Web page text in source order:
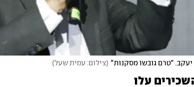
"טרם גובשו מסקנות" (צילום: עמית שעל)
עלו